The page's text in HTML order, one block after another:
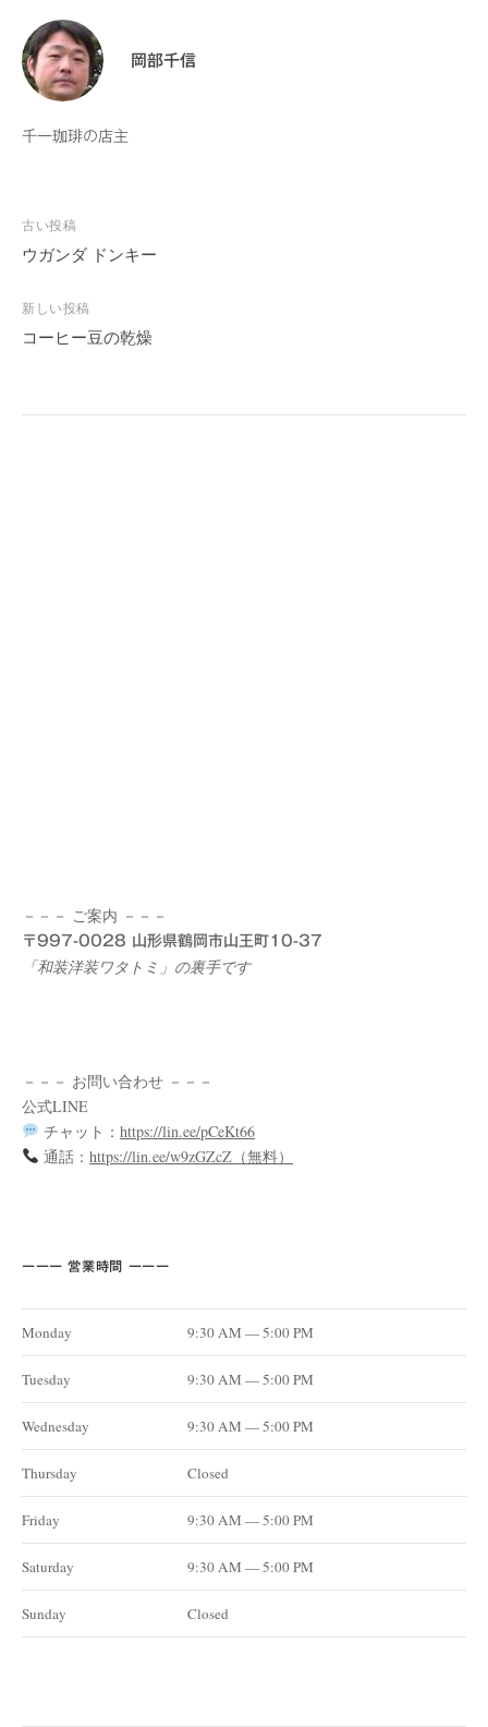
岡部千信
千一珈琲の店主
投
稿
ビ
ゲ
古い投稿
ウガンダ ドンキー
新しい投稿
コーヒー豆の乾燥
－－－ ご案内 －－－
〒997-0028 山形県鶴岡市山王町10-37
「和装洋装ワタトミ」の裏手です
－－－ お問い合わせ －－－
公式LINE
チャット：https://lin.ee/pCeKt66
通話：https://lin.ee/w9zGZcZ（無料）
ーーー 営業時間 ーーー
Monday 9:30 AM — 5:00 PM
Tuesday 9:30 AM — 5:00 PM
Wednesday 9:30 AM — 5:00 PM
Thursday Closed
Friday 9:30 AM — 5:00 PM
Saturday 9:30 AM — 5:00 PM
Sunday Closed